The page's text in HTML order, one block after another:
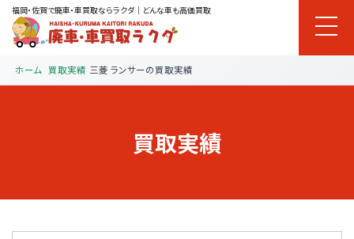
福岡・佐賀で廃車・車買取ならラクダ｜どんな車も高価買取
ホーム 買取実績 三菱 ランサーの買取実績
買取実績